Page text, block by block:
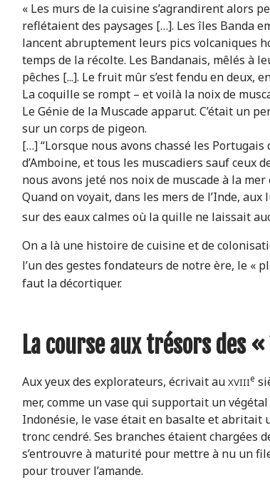
« Les murs de la cuisine s’agrandirent alors
reflétaient des paysages […]. Les îles Banda
lancent abruptement leurs pics volcaniques
temps de la récolte. Les Bandanais, mêlés à
pêches [...]. Le fruit mûr s’est fendu en deux,
La coquille se rompt – et voilà la noix de
Le Génie de la Muscade apparut. C’était un
sur un corps de pigeon.
[…] “Lorsque nous avons chassé les
d’Amboine, et tous les muscadiers sauf ceux
nous avons jeté nos noix de muscade à la
Quand on voyait, dans les mers de l’Inde,
sur des eaux calmes où la quille ne laissait
On a là une histoire de cuisine et de
l’un des gestes fondateurs de notre ère, le «
faut la décortiquer.
La course aux trésors des
Aux yeux des explorateurs, écrivait au XVIIIe
mer, comme un vase qui supportait un
Indonésie, le vase était en basalte et
tronc cendré. Ses branches étaient chargées
s’entrouvre à maturité pour mettre à nu un
pour trouver l’amande.